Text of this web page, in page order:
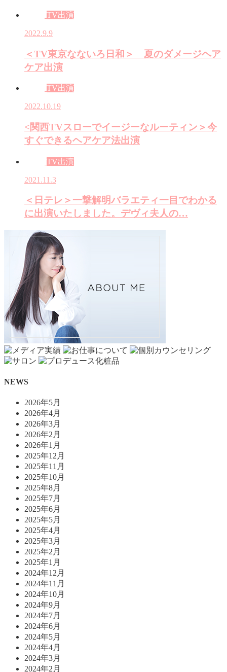
TV出演
2022.9.9
＜TV東京なないろ日和＞ 夏のダメージヘア
ケア出演
TV出演
2022.10.19
<関西TVスローでイージーなルーティン＞今
すぐできるヘアケア法出演
TV出演
2021.11.3
＜日テレ＞一撃解明バラエティ一目でわかる
に出演いたしました。デヴィ夫人の…
NEWS
2026年5月
2026年4月
2026年3月
2026年2月
2026年1月
2025年12月
2025年11月
2025年10月
2025年8月
2025年7月
2025年6月
2025年5月
2025年4月
2025年3月
2025年2月
2025年1月
2024年12月
2024年11月
2024年10月
2024年9月
2024年7月
2024年6月
2024年5月
2024年4月
2024年3月
2024年2月